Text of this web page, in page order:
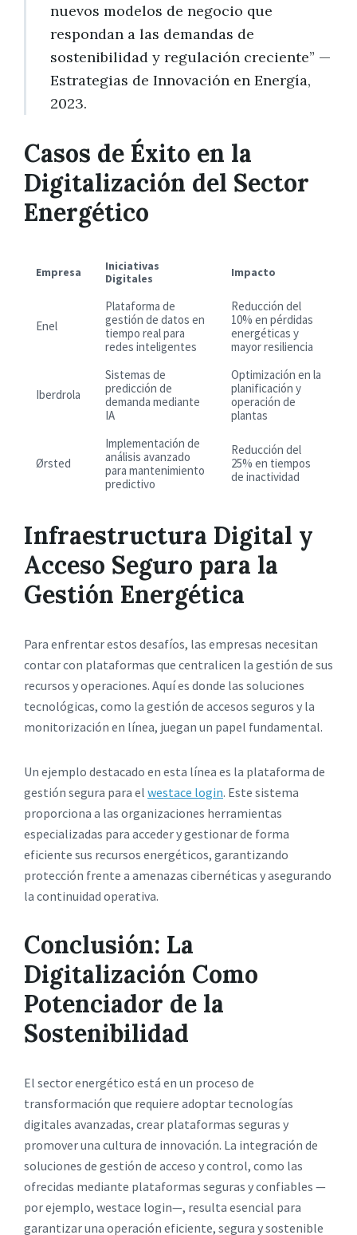
nuevos modelos de negocio que
respondan a las demandas de
sostenibilidad y regulación creciente” —
Estrategias de Innovación en Energía,
2023.
Casos de Éxito en la
Digitalización del Sector
Energético
Empresa
Iniciativas
Digitales
Impacto
Enel
Plataforma de
gestión de datos en
tiempo real para
redes inteligentes
Reducción del
10% en pérdidas
energéticas y
mayor resiliencia
Iberdrola
Sistemas de
predicción de
demanda mediante
IA
Optimización en la
planificación y
operación de
plantas
Ørsted
Implementación de
análisis avanzado
para mantenimiento
predictivo
Reducción del
25% en tiempos
de inactividad
Infraestructura Digital y
Acceso Seguro para la
Gestión Energética
Para enfrentar estos desafíos, las empresas necesitan
contar con plataformas que centralicen la gestión de sus
recursos y operaciones. Aquí es donde las soluciones
tecnológicas, como la gestión de accesos seguros y la
monitorización en línea, juegan un papel fundamental.
Un ejemplo destacado en esta línea es la plataforma de
gestión segura para el westace login. Este sistema
proporciona a las organizaciones herramientas
especializadas para acceder y gestionar de forma
eficiente sus recursos energéticos, garantizando
protección frente a amenazas cibernéticas y asegurando
la continuidad operativa.
Conclusión: La
Digitalización Como
Potenciador de la
Sostenibilidad
El sector energético está en un proceso de
transformación que requiere adoptar tecnologías
digitales avanzadas, crear plataformas seguras y
promover una cultura de innovación. La integración de
soluciones de gestión de acceso y control, como las
ofrecidas mediante plataformas seguras y confiables —
por ejemplo, westace login—, resulta esencial para
garantizar una operación eficiente, segura y sostenible